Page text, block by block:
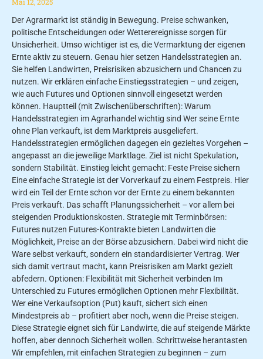
Der Agrarmarkt ist ständig in Bewegung. Preise schwanken,
politische Entscheidungen oder Wetterereignisse sorgen für
Unsicherheit. Umso wichtiger ist es, die Vermarktung der eigenen
Ernte aktiv zu steuern. Genau hier setzen Handelsstrategien an.
Sie helfen Landwirten, Preisrisiken abzusichern und Chancen zu
nutzen. Wir erklären einfache Einstiegsstrategien – und zeigen,
wie auch Futures und Optionen sinnvoll eingesetzt werden
können. Hauptteil (mit Zwischenüberschriften): Warum
Handelsstrategien im Agrarhandel wichtig sind Wer seine Ernte
ohne Plan verkauft, ist dem Marktpreis ausgeliefert.
Handelsstrategien ermöglichen dagegen ein gezieltes Vorgehen –
angepasst an die jeweilige Marktlage. Ziel ist nicht Spekulation,
sondern Stabilität. Einstieg leicht gemacht: Feste Preise sichern
Eine einfache Strategie ist der Vorverkauf zu einem Festpreis. Hier
wird ein Teil der Ernte schon vor der Ernte zu einem bekannten
Preis verkauft. Das schafft Planungssicherheit – vor allem bei
steigenden Produktionskosten. Strategie mit Terminbörsen:
Futures nutzen Futures-Kontrakte bieten Landwirten die
Möglichkeit, Preise an der Börse abzusichern. Dabei wird nicht die
Ware selbst verkauft, sondern ein standardisierter Vertrag. Wer
sich damit vertraut macht, kann Preisrisiken am Markt gezielt
abfedern. Optionen: Flexibilität mit Sicherheit verbinden Im
Unterschied zu Futures ermöglichen Optionen mehr Flexibilität.
Wer eine Verkaufsoption (Put) kauft, sichert sich einen
Mindestpreis ab – profitiert aber noch, wenn die Preise steigen.
Diese Strategie eignet sich für Landwirte, die auf steigende Märkte
hoffen, aber dennoch Sicherheit wollen. Schrittweise herantasten
Wir empfehlen, mit einfachen Strategien zu beginnen – zum